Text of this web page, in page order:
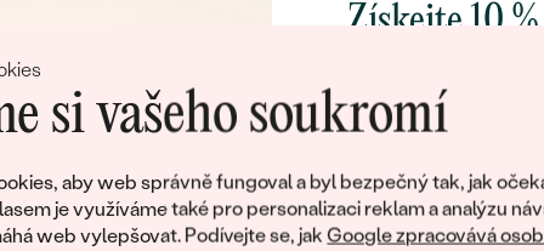
si vašeho soukromí
aby web správně fungoval a byl bezpečný tak, jak
je využíváme také pro personalizaci reklam a analýzu
web vylepšovat. Podívejte se, jakGoogle zpracovává
Detaily o osazeném
POČET:
ROZMĚRY:
ČISTOTA:
Získejte 10
poctivě vyráběných
Jako dárek na
zašleme slevový kód